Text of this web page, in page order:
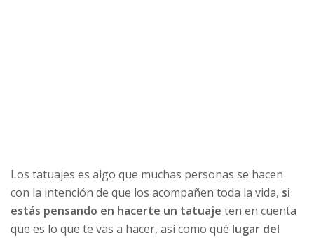
Los tatuajes es algo que muchas personas se hacen
con la intención de que los acompañen toda la vida, si
estás pensando en hacerte un tatuaje ten en cuenta
que es lo que te vas a hacer, así como qué lugar del